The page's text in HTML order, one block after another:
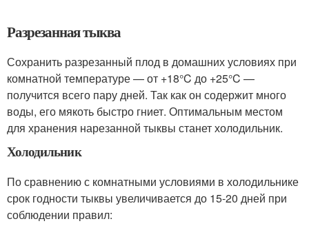
Разрезанная тыква
Сохранить разрезанный плод в домашних условиях при
комнатной температуре — от +18°C до +25°C —
получится всего пару дней. Так как он содержит много
воды, его мякоть быстро гниет. Оптимальным местом
для хранения нарезанной тыквы станет холодильник.
Холодильник
По сравнению с комнатными условиями в холодильнике
срок годности тыквы увеличивается до 15-20 дней при
соблюдении правил: